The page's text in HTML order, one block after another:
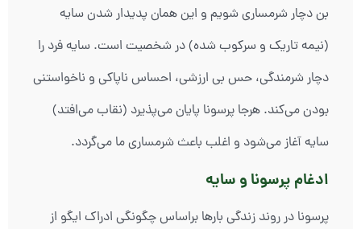
بن دچار شرمساری شویم و این همان پدیدار شدن سایه
(نیمه تاریک و سرکوب شده) در شخصیت است. سایه فرد را
دچار شرمندگی، حس بی ارزشی، احساس ناپاکی و ناخواستنی
بودن می‌کند. هرجا پرسونا پایان می‌پذیرد (نقاب می‌افتد)
سایه آغاز می‌شود و اغلب باعث شرمساری ما می‌گردد.
ادغام پرسونا و سایه
پرسونا در روند زندگی بارها براساس چگونگی ادراک ایگو از